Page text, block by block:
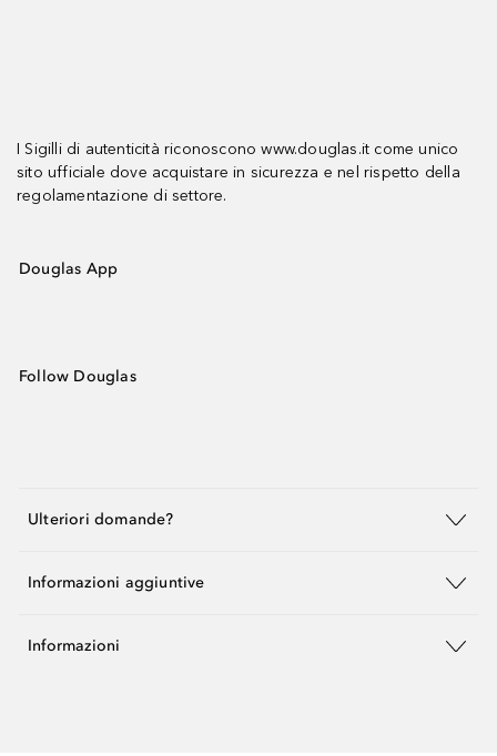
I Sigilli di autenticità riconoscono www.douglas.it come unico
sito ufficiale dove acquistare in sicurezza e nel rispetto della
regolamentazione di settore.
Douglas App
Follow Douglas
Ulteriori domande?
Informazioni aggiuntive
Informazioni